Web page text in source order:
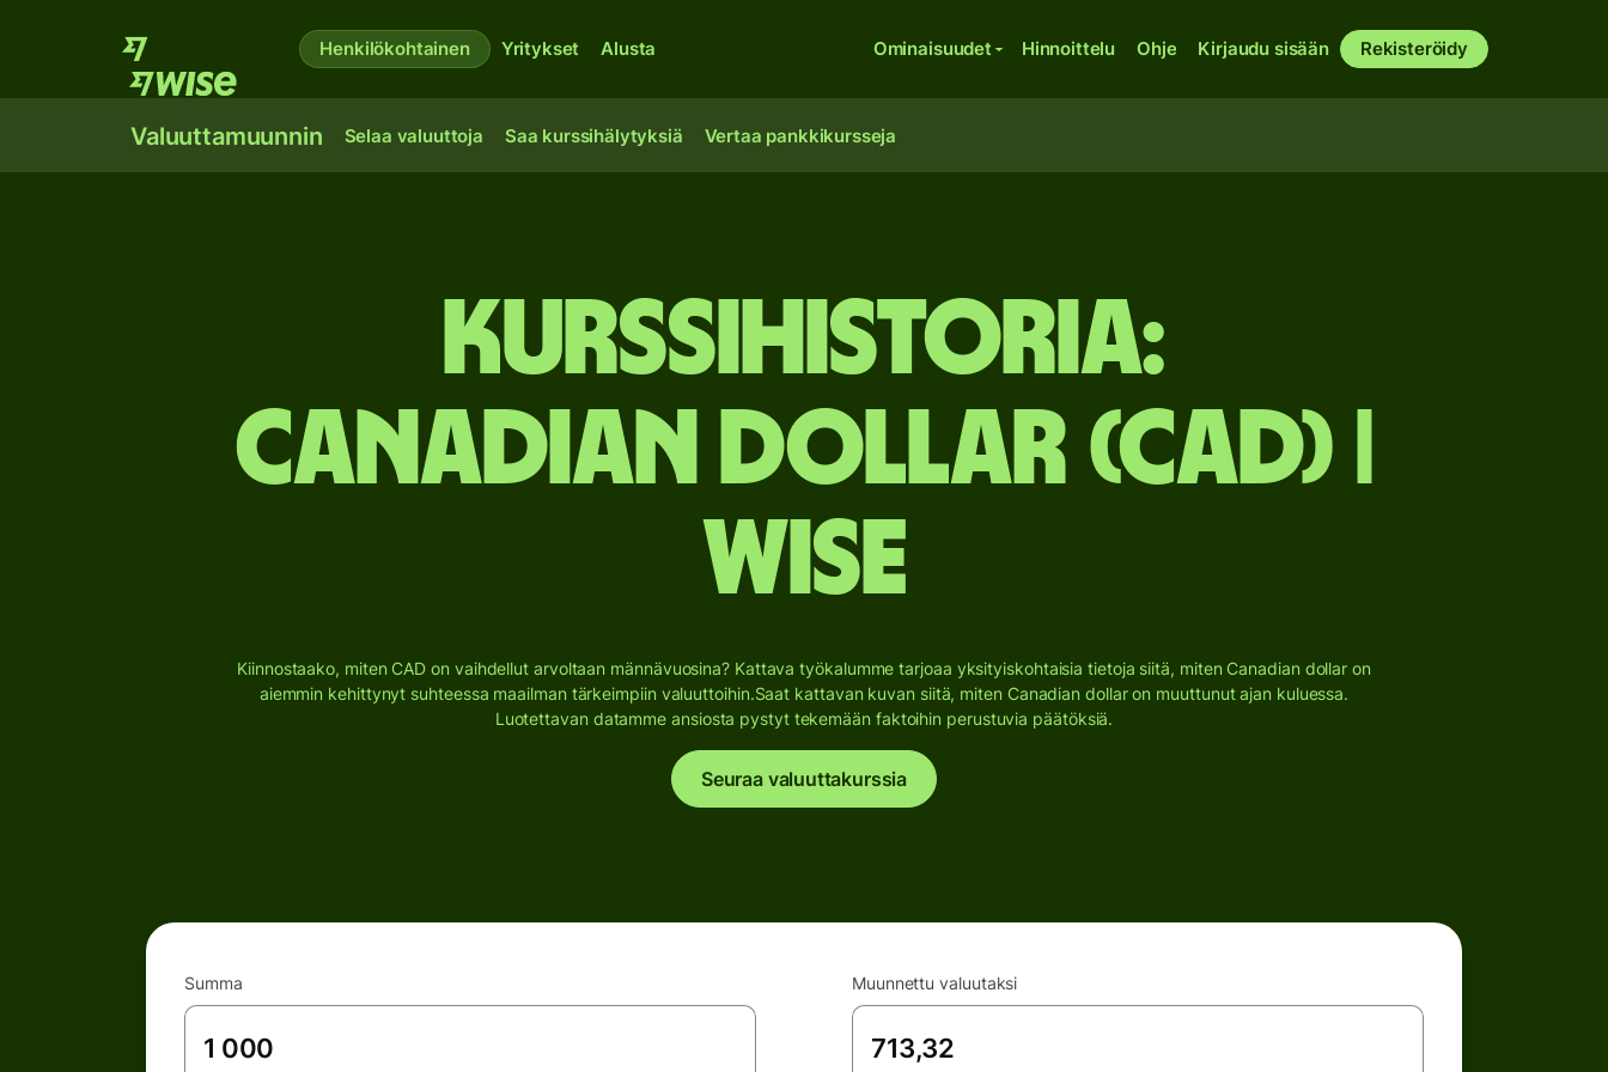
Henkilökohtainen Yritykset Alusta Ominaisuudet Hinnoittelu Ohje Kirjaudu sisään Rekisteröidy
Valuuttamuunnin Selaa valuuttoja Saa kurssihälytyksiä Vertaa pankkikursseja
Kurssihistoria:
Canadian dollar (CAD) |
Wise
Kiinnostaako, miten CAD on vaihdellut arvoltaan männävuosina? Kattava työkalumme tarjoaa yksityiskohtaisia ​​tietoja siitä, miten Canadian dollar on
aiemmin kehittynyt suhteessa maailman tärkeimpiin valuuttoihin.Saat kattavan kuvan siitä, miten Canadian dollar on muuttunut ajan kuluessa.
Luotettavan datamme ansiosta pystyt tekemään faktoihin perustuvia päätöksiä.
Seuraa valuuttakurssia
Summa Muunnettu valuutaksi